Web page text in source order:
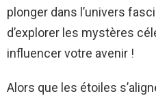
plonger dans l’univers
d’explorer les mystères
influencer votre avenir !
Alors que les étoiles